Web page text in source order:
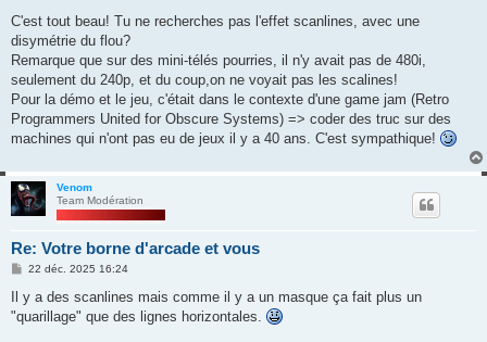
s
a
g
C'est tout beau! Tu ne recherches pas l'effet scanlines, avec une
disymétrie du flou?
Remarque que sur des mini-télés pourries, il n'y avait pas de 480i,
seulement du 240p, et du coup,on ne voyait pas les scalines!
Pour la démo et le jeu, c'était dans le contexte d'une game jam (Retro
Programmers United for Obscure Systems) => coder des truc sur des
machines qui n'ont pas eu de jeux il y a 40 ans. C'est sympathique!
Venom
Team Modération
Re: Votre borne d'arcade et vous
M
s
s
a
22 déc. 2025 16:24
Il y a des scanlines mais comme il y a un masque ça fait plus un
"quarillage" que des lignes horizontales.